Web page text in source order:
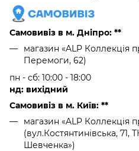
Самовивіз в м. Дніпро: **
магазин «ALP Коллекція
Перемоги, 62)
пн - сб: 10:00 - 18:00
нд: вихідний
Самовивіз в м. Київ: **
магазин «ALP Коллекція
(вул.Костянтинівська, 71,
Шевченка»)